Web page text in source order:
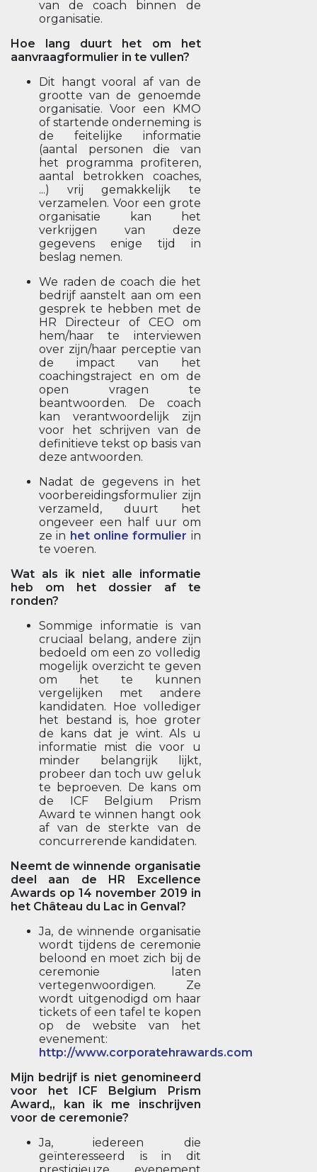
van de coach binnen de
organisatie.
Hoe lang duurt het om het
aanvraagformulier in te vullen?
Dit hangt vooral af van de
grootte van de genoemde
organisatie. Voor een KMO
of startende onderneming is
de feitelijke informatie
(aantal personen die van
het programma profiteren,
aantal betrokken coaches,
...) vrij gemakkelijk te
verzamelen. Voor een grote
organisatie kan het
verkrijgen van deze
gegevens enige tijd in
beslag nemen.
We raden de coach die het
bedrijf aanstelt aan om een
gesprek te hebben met de
HR Directeur of CEO om
hem/haar te interviewen
over zijn/haar perceptie van
de impact van het
coachingstraject en om de
open vragen te
beantwoorden. De coach
kan verantwoordelijk zijn
voor het schrijven van de
definitieve tekst op basis van
deze antwoorden.
Nadat de gegevens in het
voorbereidingsformulier zijn
verzameld, duurt het
ongeveer een half uur om
ze in het online formulier in
te voeren.
Wat als ik niet alle informatie
heb om het dossier af te
ronden?
Sommige informatie is van
cruciaal belang, andere zijn
bedoeld om een zo volledig
mogelijk overzicht te geven
om het te kunnen
vergelijken met andere
kandidaten. Hoe vollediger
het bestand is, hoe groter
de kans dat je wint. Als u
informatie mist die voor u
minder belangrijk lijkt,
probeer dan toch uw geluk
te beproeven. De kans om
de ICF Belgium Prism
Award te winnen hangt ook
af van de sterkte van de
concurrerende kandidaten.
Neemt de winnende organisatie
deel aan de HR Excellence
Awards op 14 november 2019 in
het Château du Lac in Genval?
Ja, de winnende organisatie
wordt tijdens de ceremonie
beloond en moet zich bij de
ceremonie laten
vertegenwoordigen. Ze
wordt uitgenodigd om haar
tickets of een tafel te kopen
op de website van het
evenement:
http://www.corporatehrawards.com
Mijn bedrijf is niet genomineerd
voor het ICF Belgium Prism
Award,, kan ik me inschrijven
voor de ceremonie?
Ja, iedereen die
geïnteresseerd is in dit